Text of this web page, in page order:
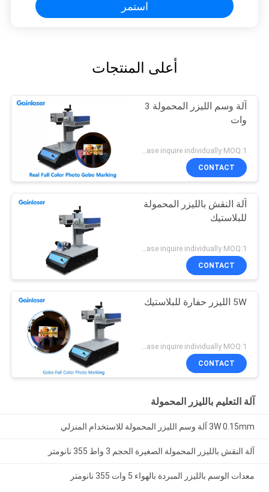
استمر
أعلى المنتجات
آلة وسم الليزر المحمولة 3
وات
Please inquire individually MOQ:1
CONTACT
آلة النقش بالليزر المحمولة
للبلاستيك
CONTACT
5W الليزر حفارة للبلاستيك
CONTACT
آلة التعليم بالليزر المحمولة
3W 0.15mm آلة وسم الليزر المحمولة للاستخدام المنزلي
آلة النقش بالليزر المحمولة الصغيرة الحجم 3 واط 355 نانومتر
معدات الوسم بالليزر المبردة بالهواء 5 وات 355 نانومتر